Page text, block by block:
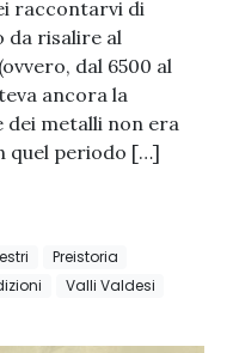
raccontarvi di
da risalire al
dal 6500 al
ancora la
metalli non era
quel periodo […]
Preistoria
Valli Valdesi